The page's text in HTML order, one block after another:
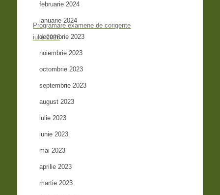
Programare examene de corigențe
iulie 2026
februarie 2024
ianuarie 2024
decembrie 2023
noiembrie 2023
octombrie 2023
septembrie 2023
august 2023
iulie 2023
iunie 2023
mai 2023
aprilie 2023
martie 2023